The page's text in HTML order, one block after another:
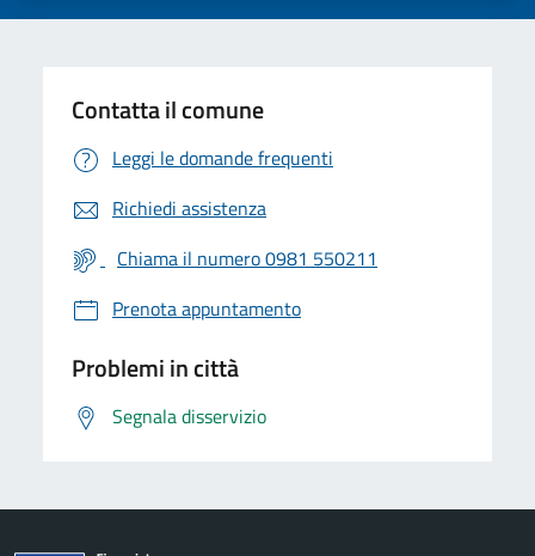
Contatta il comune
Leggi le domande frequenti
Richiedi assistenza
Chiama il numero 0981 550211
Prenota appuntamento
Problemi in città
Segnala disservizio